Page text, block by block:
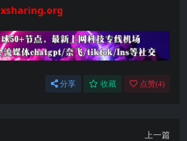
xsharing.org
分享 收藏 点赞(4)
上一篇